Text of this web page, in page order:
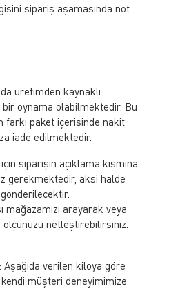
sipariş aşamasında not
üretimden kaynaklı
oynama olabilmektedir. Bu
farkı paket içerisinde nakit
iade edilmektedir.
siparişin açıklama kısmına
gerekmektedir, aksi halde
mağazamızı arayarak veya
netleştirebilirsiniz.
Aşağıda verilen kiloya göre
müşteri deneyimimize